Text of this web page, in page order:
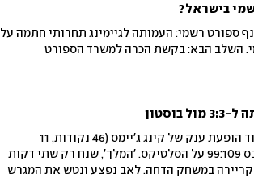
בישראל?
ספורט רשמי: העמותה לגיימינג תחרותי חתמה על
השלב הבא: בקשת הכרה למשרד הספורט
הולכים למשחק שביעי בגמר המזרח: עוד הופעת ענק של קינג ג'יימס (46 נקודות, 11
ריבאונדים ו-9 אסיסטים) סידרה לקאבס 99:109 על הסלטיקס. 'המלך', שנח רק שתי דקות
קריירה במשחק הדחה. לאב נפצע ונטש את המגרש